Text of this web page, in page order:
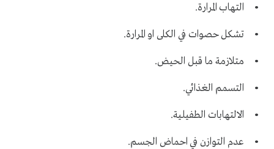
• التهاب المرارة.
• تشكل حصوات في الكلى او المرارة.
• متلازمة ما قبل الحيض.
• التسمم الغذائي.
• الالتهابات الطفيلية.
• عدم التوازن في احماض الجسم.